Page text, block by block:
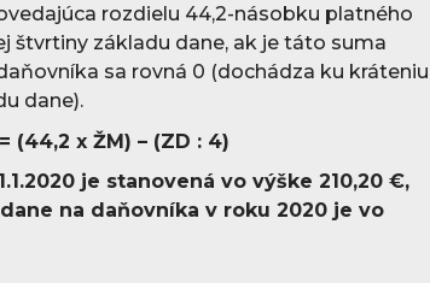
rozdielu 44,2-násobku platného
štvrtiny základu dane, ak je táto suma
sa rovná 0 (dochádza ku kráteniu
dane).
(44,2 x ŽM) – (ZD : 4)
je stanovená vo výške 210,20 €,
na daňovníka v roku 2020 je vo